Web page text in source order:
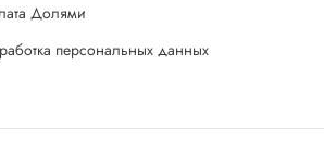
Долями
персональных данных